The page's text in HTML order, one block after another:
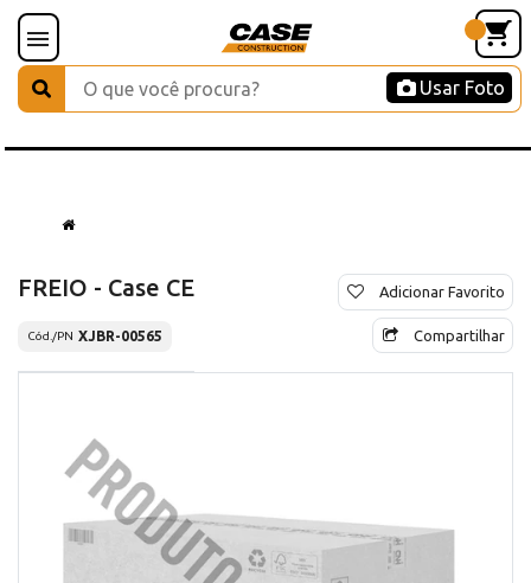
Usar Foto
FREIO - Case CE
Cód./PN XJBR-00565
Adicionar Favorito
Compartilhar